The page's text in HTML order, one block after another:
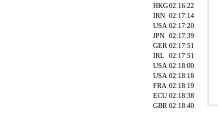
HKG02:16:22
IRN 02:17:14
USA 02:17:20
JPN 02:17:39
GER 02:17:51
IRL
02:17:51
USA 02:18:00
USA 02:18:18
FRA 02:18:19
ECU 02:18:38
GBR 02:18:40